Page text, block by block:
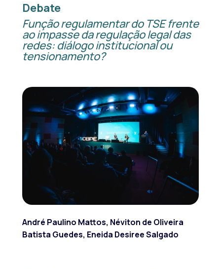
Debate
Função regulamentar do TSE frente
ao impasse da regulação legal das
redes: diálogo institucional ou
tensionamento?
André Paulino Mattos, Néviton de Oliveira
Batista Guedes, Eneida Desiree Salgado